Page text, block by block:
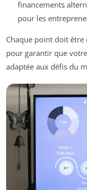
financements
pour les
Chaque point doit
pour garantir que votre
adaptée aux défis du